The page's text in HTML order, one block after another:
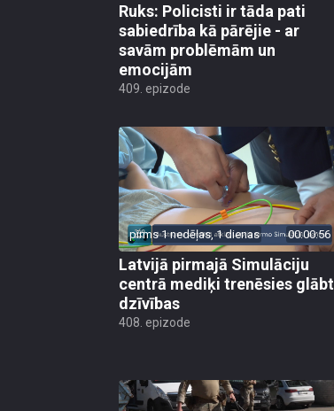
Ruks: Policisti ir tāda pati
sabiedrība kā pārējie - ar
savām problēmām un
emocijām
409. epizode
pirms 1 nedēļas, 1 dienas 00:00:56
Latvijā pirmajā Simulāciju
centrā mediķi trenēsies glābt
dzīvības
408. epizode